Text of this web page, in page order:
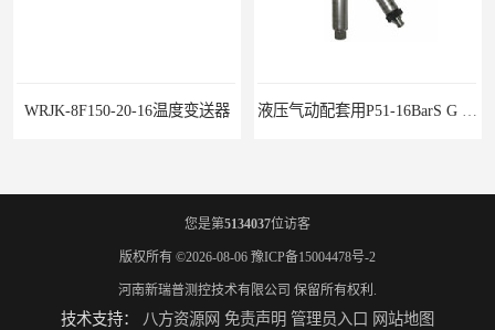
器 液压气动配套用P51-16BarS G -A-MD-20MA 压力变送器
您是第5134037位访客
版权所有 ©2026-08-06 豫ICP备15004478号-2
河南新瑞普测控技术有限公司 保留所有权利.
技术支持： 八方资源网 免责声明 管理员入口 网站地图